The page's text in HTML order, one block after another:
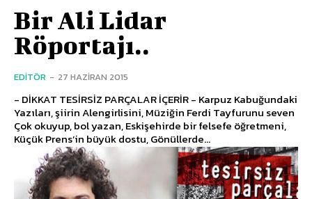
Bir Ali Lidar
Röportajı..
EDITÖR - 27 HAZIRAN 2015
- DİKKAT TESİRSİZ PARÇALAR İÇERİR - Karpuz Kabuğundaki
Yazıları, şiirin Alengirlisini, Müziğin Ferdi Tayfurunu seven
Çok okuyup, bol yazan, Eskişehirde bir felsefe öğretmeni,
Küçük Prens’in büyük dostu, Gönüllerde...